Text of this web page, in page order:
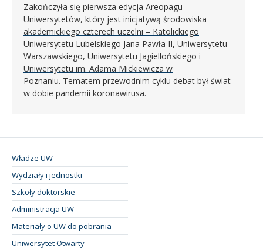
Zakończyła się pierwsza edycja Areopagu
Uniwersytetów, który jest inicjatywą środowiska
akademickiego czterech uczelni – Katolickiego
Uniwersytetu Lubelskiego Jana Pawła II, Uniwersytetu
Warszawskiego, Uniwersytetu Jagiellońskiego i
Uniwersytetu im. Adama Mickiewicza w
Poznaniu. Tematem przewodnim cyklu debat był świat
w dobie pandemii koronawirusa.
Władze UW
Wydziały i jednostki
Szkoły doktorskie
Administracja UW
Materiały o UW do pobrania
Uniwersytet Otwarty